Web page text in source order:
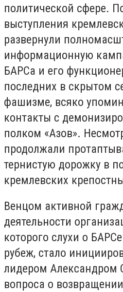
политической сфере.
выступления
развернули
информационную
БАРСа и его
последних в скрытом
фашизме, всяко
контакты с
полком «Азов».
продолжали
тернистую дорожку в
кремлевских
Венцом активной
деятельности
которого слухи о
рубеж, стало
лидером Александром
вопроса о